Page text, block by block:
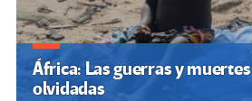
África: Las guerras y muertes
olvidadas